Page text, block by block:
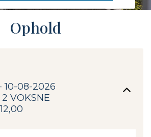
Ophold
10-08-2026
2 VOKSNE